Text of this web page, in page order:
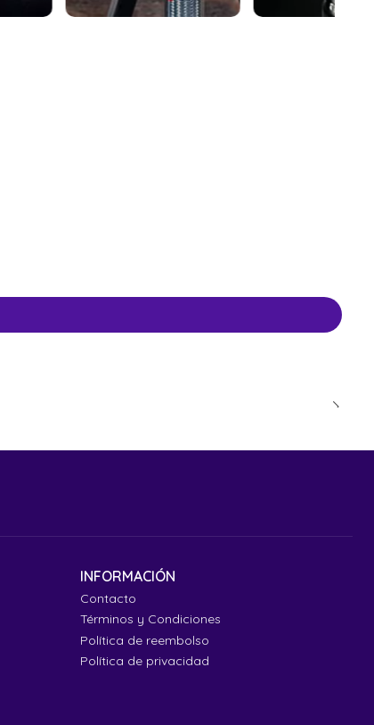
INFORMACIÓN
Contacto
Términos y Condiciones
Política de reembolso
Política de privacidad